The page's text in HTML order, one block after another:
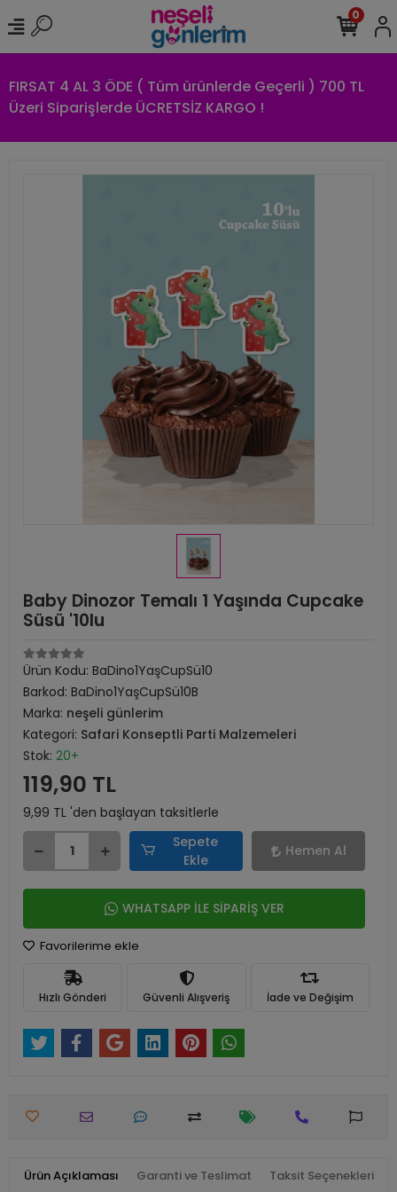
FIRSAT 4 AL 3 ÖDE ( Tüm ürünlerde Geçerli ) 700 TL
Üzeri Siparişlerde ÜCRETSİZ KARGO !
0
Baby Dinozor Temalı 1 Yaşında Cupcake
Süsü '10lu
Ürün Kodu: BaDino1YaşCupSü10
Barkod: BaDino1YaşCupSü10B
Marka: neşeli günlerim
Kategori: Safari Konseptli Parti Malzemeleri
Stok: 20+
119,90 TL
9,99 TL 'den başlayan taksitlerle
Sepete
Ekle
Hemen Al
WHATSAPP İLE SİPARİŞ VER
Favorilerime ekle
Hızlı Gönderi Güvenli Alışveriş İade ve Değişim
Ürün Açıklaması Garanti ve Teslimat Taksit Seçenekleri